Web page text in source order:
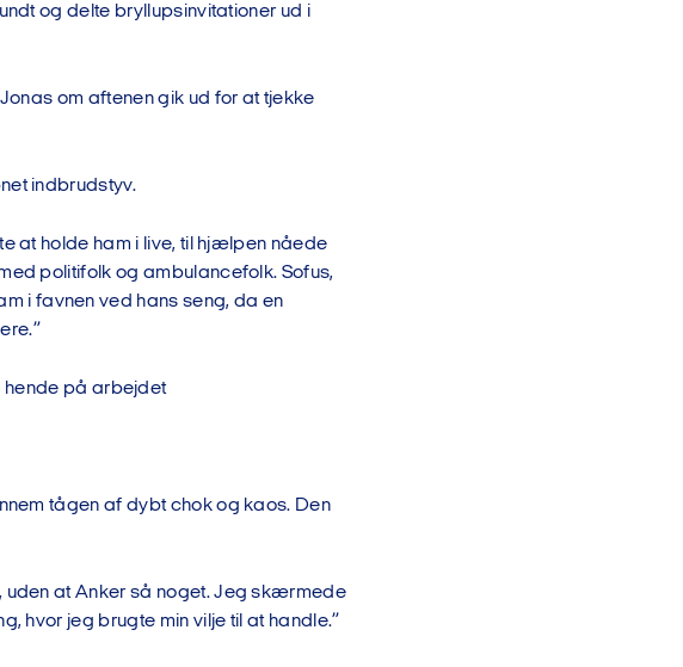
og delte bryllupsinvitationer ud i
om aftenen gik ud for at tjekke
indbrudstyv.
at holde ham i live, til hjælpen nåede
politifolk og ambulancefolk. Sofus,
i favnen ved hans seng, da en
på arbejdet
tågen af dybt chok og kaos. Den
uden at Anker så noget. Jeg skærmede
hvor jeg brugte min vilje til at handle.”